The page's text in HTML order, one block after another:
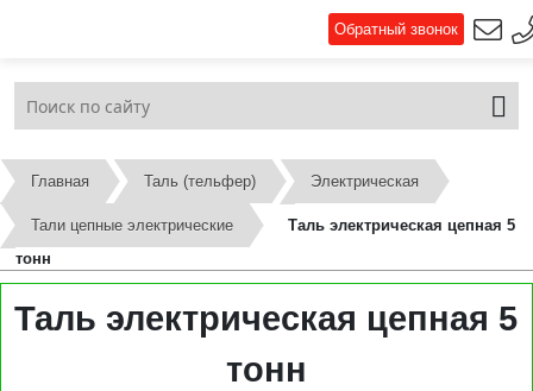
Обратный звонок
Главная Таль (тельфер) Электрическая
Тали цепные электрические
Таль электрическая цепная 5
тонн
Таль электрическая цепная 5
тонн